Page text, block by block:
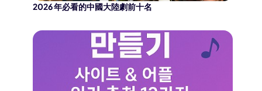
2026 年必看的中國大陸劇前十名